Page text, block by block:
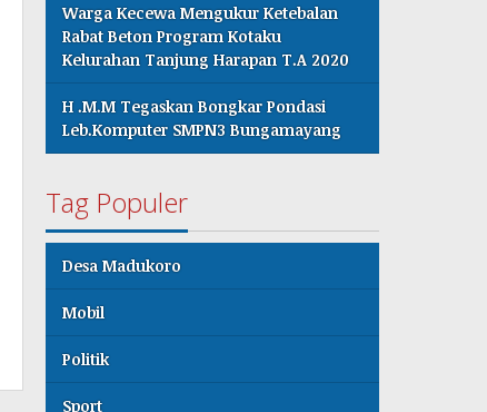
Warga Kecewa Mengukur Ketebalan
Rabat Beton Program Kotaku
Kelurahan Tanjung Harapan T.A 2020
H .M.M Tegaskan Bongkar Pondasi
Leb.Komputer SMPN3 Bungamayang
Tag Populer
Desa Madukoro
Mobil
Politik
Sport